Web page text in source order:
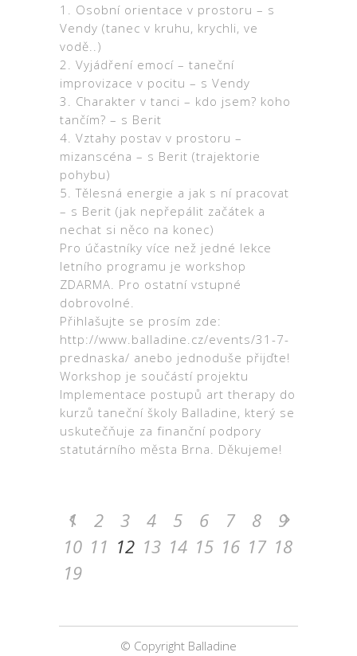
1. Osobní orientace v prostoru – s
Vendy (tanec v kruhu, krychli, ve
vodě..)
2. Vyjádření emocí – taneční
improvizace v pocitu – s Vendy
3. Charakter v tanci – kdo jsem? koho
tančím? – s Berit
4. Vztahy postav v prostoru –
mizanscéna – s Berit (trajektorie
pohybu)
5. Tělesná energie a jak s ní pracovat
– s Berit (jak nepřepálit začátek a
nechat si něco na konec)
Pro účastníky více než jedné lekce
letního programu je workshop
ZDARMA. Pro ostatní vstupné
dobrovolné.
Přihlašujte se prosím zde:
http://www.balladine.cz/events/31-7-
prednaska/ anebo jednoduše přijďte!
Workshop je součástí projektu
Implementace postupů art therapy do
kurzů taneční školy Balladine, který se
uskutečňuje za finanční podpory
statutárního města Brna. Děkujeme!
1 2 3 4 5 6 7 8
9
10 11 12 13 14 15 16 17 18
19
© Copyright Balladine